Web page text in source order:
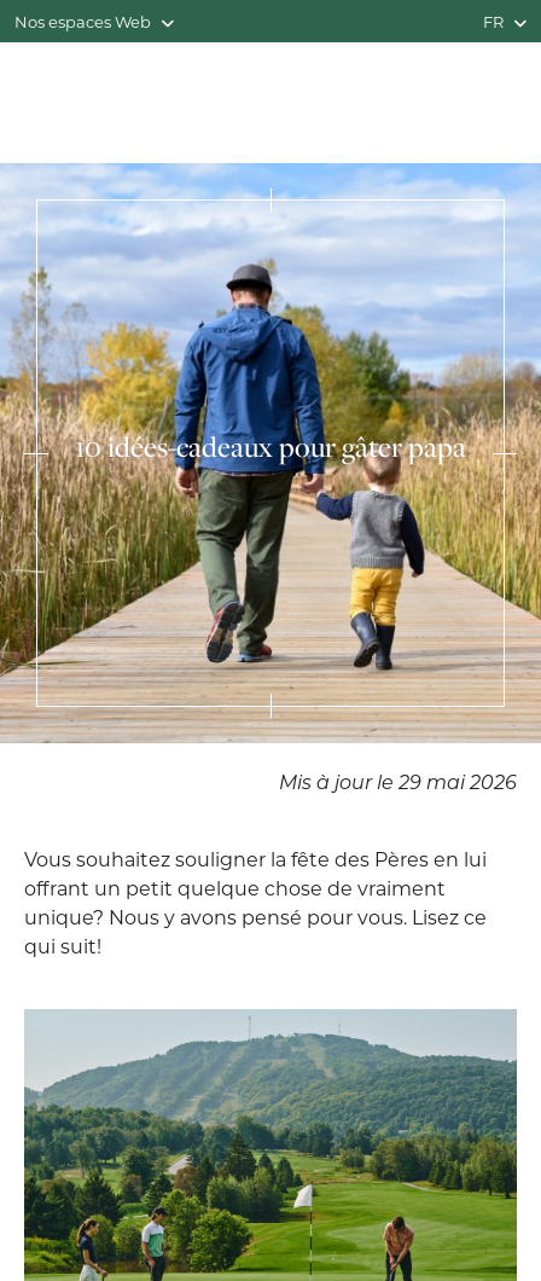
Nos espaces Web FR
10 idées-cadeaux pour gâter papa
Mis à jour le 29 mai 2026
Vous souhaitez souligner la fête des Pères en lui
offrant un petit quelque chose de vraiment
unique? Nous y avons pensé pour vous. Lisez ce
qui suit!